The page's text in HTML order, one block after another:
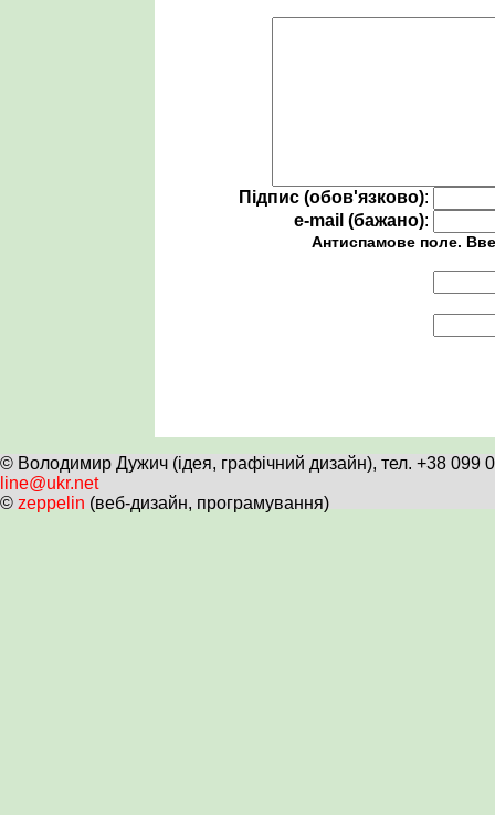
Підпис (обов'язково):
e-mail (бажано):
Антиспамове поле.
© Володимир Дужич (ідея, графічний дизайн), тел. +38 099
line@ukr.net
© zeppelin (веб-дизайн, програмування)